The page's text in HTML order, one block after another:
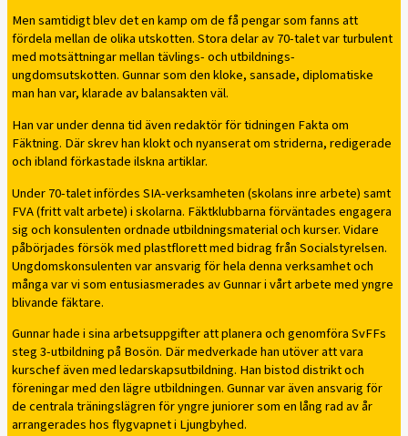
Men samtidigt blev det en kamp om de få pengar som fanns att
fördela mellan de olika utskotten. Stora delar av 70-talet var turbulent
med motsättningar mellan tävlings- och utbildnings-
ungdomsutskotten. Gunnar som den kloke, sansade, diplomatiske
man han var, klarade av balansakten väl.
Han var under denna tid även redaktör för tidningen Fakta om
Fäktning. Där skrev han klokt och nyanserat om striderna, redigerade
och ibland förkastade ilskna artiklar.
Under 70-talet infördes SIA-verksamheten (skolans inre arbete) samt
FVA (fritt valt arbete) i skolarna. Fäktklubbarna förväntades engagera
sig och konsulenten ordnade utbildningsmaterial och kurser. Vidare
påbörjades försök med plastflorett med bidrag från Socialstyrelsen.
Ungdomskonsulenten var ansvarig för hela denna verksamhet och
många var vi som entusiasmerades av Gunnar i vårt arbete med yngre
blivande fäktare.
Gunnar hade i sina arbetsuppgifter att planera och genomföra SvFFs
steg 3-utbildning på Bosön. Där medverkade han utöver att vara
kurschef även med ledarskapsutbildning. Han bistod distrikt och
föreningar med den lägre utbildningen. Gunnar var även ansvarig för
de centrala träningslägren för yngre juniorer som en lång rad av år
arrangerades hos flygvapnet i Ljungbyhed.